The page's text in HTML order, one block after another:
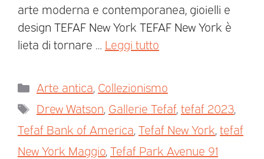
arte moderna e contemporanea, gioielli e
design TEFAF New York TEFAF New York è
lieta di tornare … Leggi tutto
Arte antica Collezionismo
Drew Watson Gallerie Tefaf, tefaf 2023
Tefaf Bank of America Tefaf New York tefaf
New York Maggio Tefaf Park Avenue 91